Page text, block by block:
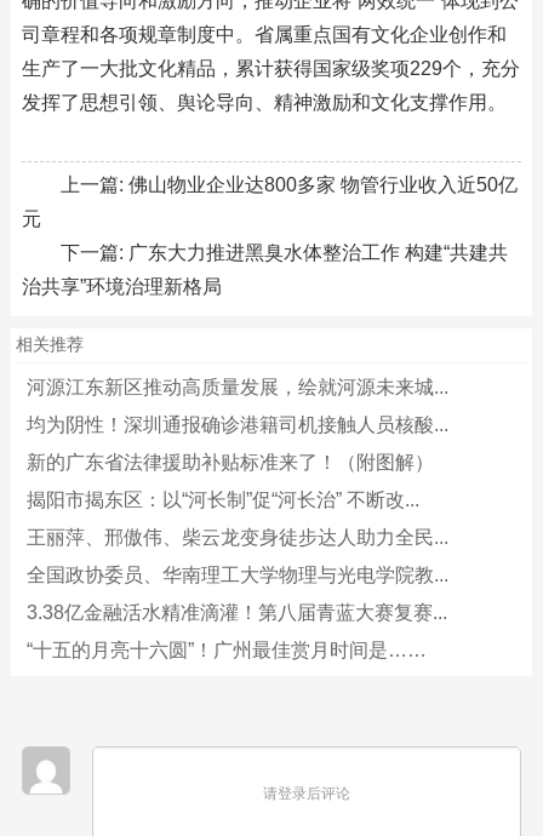
司章程和各项规章制度中。省属重点国有文化企业创作和
生产了一大批文化精品，累计获得国家级奖项229个，充分
发挥了思想引领、舆论导向、精神激励和文化支撑作用。
上一篇: 佛山物业企业达800多家 物管行业收入近50亿
元
下一篇: 广东大力推进黑臭水体整治工作 构建“共建共
治共享”环境治理新格局
相关推荐
河源江东新区推动高质量发展，绘就河源未来城...
均为阴性！深圳通报确诊港籍司机接触人员核酸...
新的广东省法律援助补贴标准来了！（附图解）
揭阳市揭东区：以“河长制”促“河长治” 不断改...
王丽萍、邢傲伟、柴云龙变身徒步达人助力全民...
全国政协委员、华南理工大学物理与光电学院教...
3.38亿金融活水精准滴灌！第八届青蓝大赛复赛...
“十五的月亮十六圆”！广州最佳赏月时间是……
请登录后评论